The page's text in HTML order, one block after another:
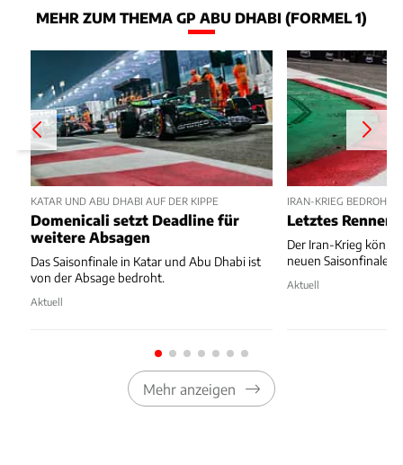
MEHR ZUM THEMA GP ABU DHABI (FORMEL 1)
KATAR UND ABU DHABI AUF DER KIPPE
Domenicali setzt Deadline für
weitere Absagen
Das Saisonfinale in Katar und Abu Dhabi ist
von der Absage bedroht.
Aktuell
IRAN-KRIEG BEDROHT
Letztes Rennen
Der Iran-Krieg
neuen Saisonfinale
Aktuell
Mehr anzeigen